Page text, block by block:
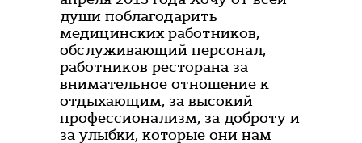
души поблагодарить
медицинских работников,
обслуживающий персонал,
работников ресторана за
внимательное отношение к
отдыхающим, за высокий
профессионализм, за доброту и
за улыбки, которые они нам